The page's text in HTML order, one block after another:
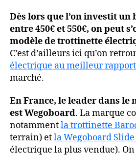
Dès lors que l’on investit un
entre 450€ et 550€, on peut
modèle de trottinette
C’est d’ailleurs ici qu’on
électrique au meilleur
marché.
En France, le leader dans le
est Wegoboard. La marque
notammentla trottinette
terrain) etla Wegoboard Slide
électrique la plus vendue).